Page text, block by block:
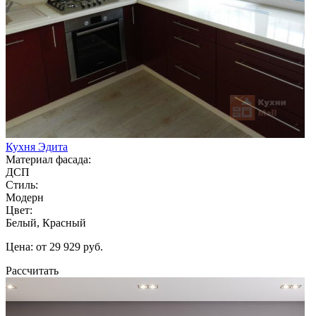
Кухня Эдита
Материал фасада:
ДСП
Стиль:
Модерн
Цвет:
Белый, Красный
Цена: от 29 929 руб.
Рассчитать